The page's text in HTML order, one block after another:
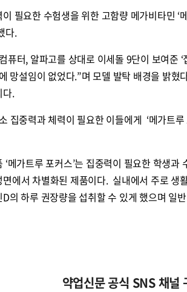
필요한 수험생을 위한 고함량 메가비타민 ‘
다.
퓨터, 알파고를 상대로 이세돌 9단이 보여준
망설임이 없었다.”며 모델 발탁 배경을 밝혔
다.
집중력과 체력이 필요한 이들에게 ‘메가트
메가트루 포커스’는 집중력이 필요한 학생
에서 차별화된 제품이다. 실내에서 주로 생
의 하루 권장량을 섭취할 수 있게 했으며 일
약업신문 공식 SNS 채널